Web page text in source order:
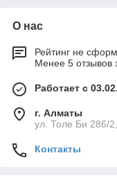
О нас
Рейтинг не
Менее 5 отзывов
Работает с
г. Алматы
ул. Толе Би 286/
Контакты